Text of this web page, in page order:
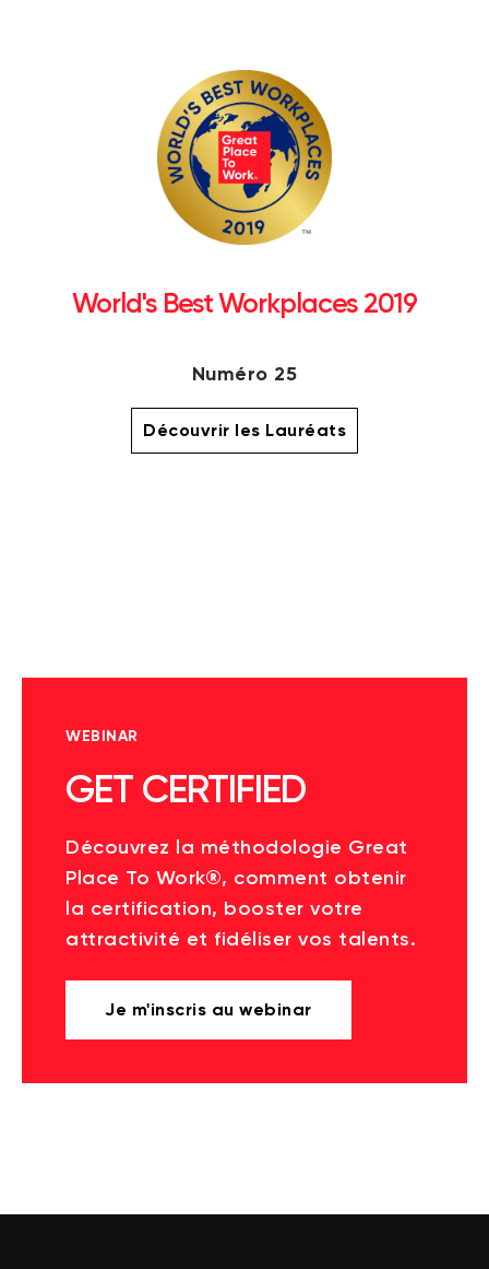
World's Best Workplaces 2019
Numéro 25
Découvrir les Lauréats
WEBINAR
GET CERTIFIED
Découvrez la méthodologie Great
Place To Work®, comment obtenir
la certification, booster votre
attractivité et fidéliser vos talents.
Je m'inscris au webinar